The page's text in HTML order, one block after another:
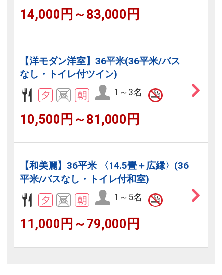
14,000円～83,000円
【洋モダン洋室】36平米(36平米/バス
なし・トイレ付ツイン)
1～3名
10,500円～81,000円
【和美麗】36平米 〈14.5畳＋広縁〉(36
平米/バスなし・トイレ付和室)
1～5名
11,000円～79,000円